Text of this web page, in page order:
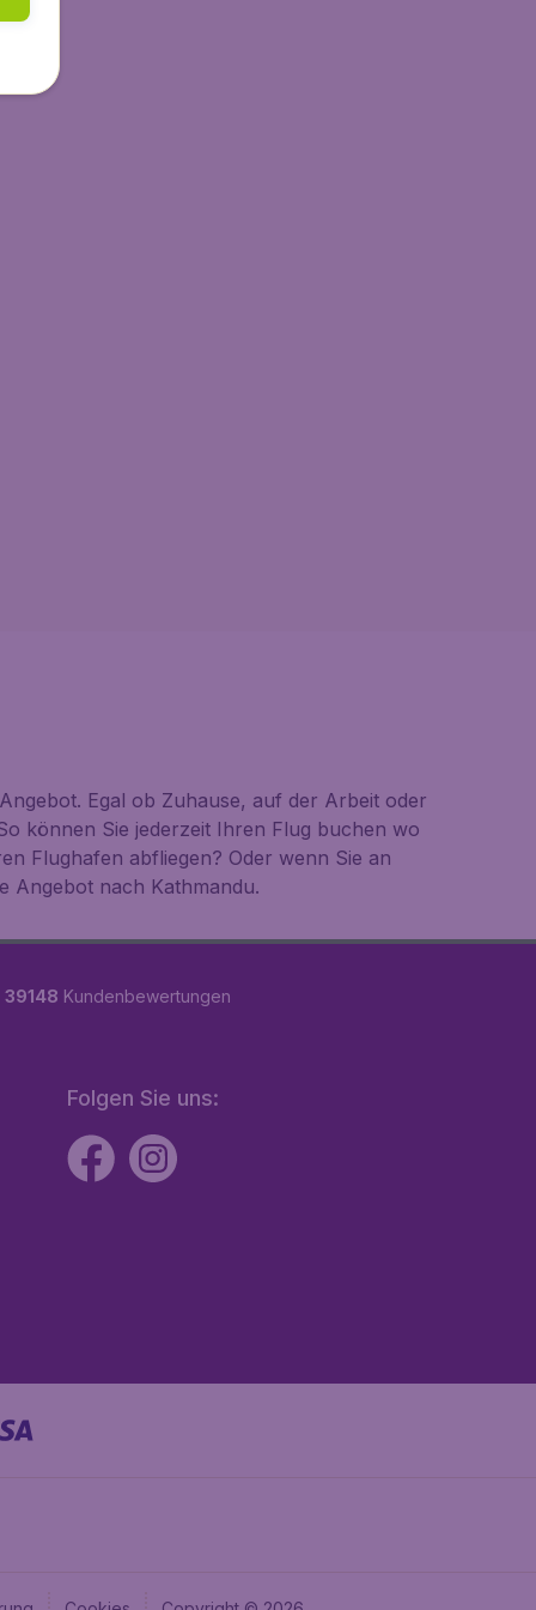
Egal ob Zuhause, auf der Arbeit oder
können Sie jederzeit Ihren Flug buchen wo
Flughafen abfliegen? Oder wenn Sie an
Angebot nach Kathmandu.
39148 Kundenbewertungen
Folgen Sie uns: